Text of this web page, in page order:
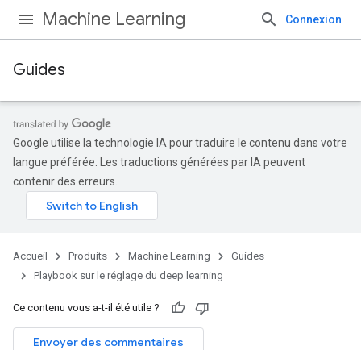
Machine Learning Connexion
Guides
Google utilise la technologie IA pour traduire le contenu dans votre
langue préférée. Les traductions générées par IA peuvent
contenir des erreurs.
Accueil Produits Machine Learning
Guides
Playbook sur le réglage du deep learning
Ce contenu vous a-t-il été utile ?
Envoyer des commentaires